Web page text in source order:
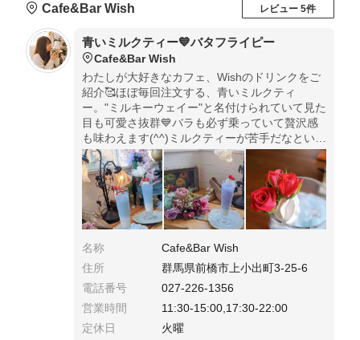
Cafe&Bar Wish レビュー 5件
青いミルクティー💙バタフライピー
Cafe&Bar Wish
わたしが大好きなカフェ、Wishのドリンクをご
紹介🥰ほぼ毎回注文する、青いミルクティ
ー。"ミルキーウェイー"と名付けられていて見た
目も可愛さ抜群💙バラも必ず乗っていて贅沢感
も味わえます(^^)ミルクティーが苦手だなという
方でも、嫌な渋みもないので飲みやすいです！
バラがちょっぴりリッチな気分にしてくれるの
でおすすめ♡
名称
Cafe&Bar Wish
住所
群馬県前橋市上小出町3-25-6
電話番号
027-226-1356
営業時間
11:30-15:00,17:30-22:00
定休日
火曜